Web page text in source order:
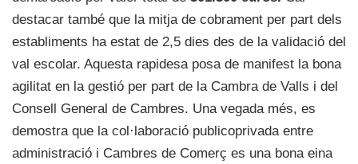
destacar també que la mitja de cobrament per part dels
establiments ha estat de 2,5 dies des de la validació del
val escolar. Aquesta rapidesa posa de manifest la bona
agilitat en la gestió per part de la Cambra de Valls i del
Consell General de Cambres. Una vegada més, es
demostra que la col·laboració publicoprivada entre
administració i Cambres de Comerç es una bona eina